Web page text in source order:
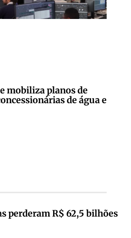
mobiliza planos de
de água e
perderam R$ 62,5 bilhões